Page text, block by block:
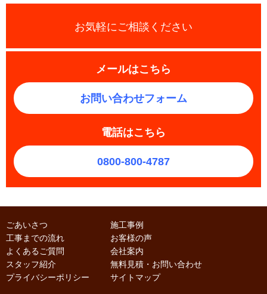
お気軽にご相談ください
メールはこちら
お問い合わせフォーム
電話はこちら
0800-800-4787
ごあいさつ
施工事例
工事までの流れ
お客様の声
よくあるご質問
会社案内
スタッフ紹介
無料見積・お問い合わせ
プライバシーポリシー
サイトマップ